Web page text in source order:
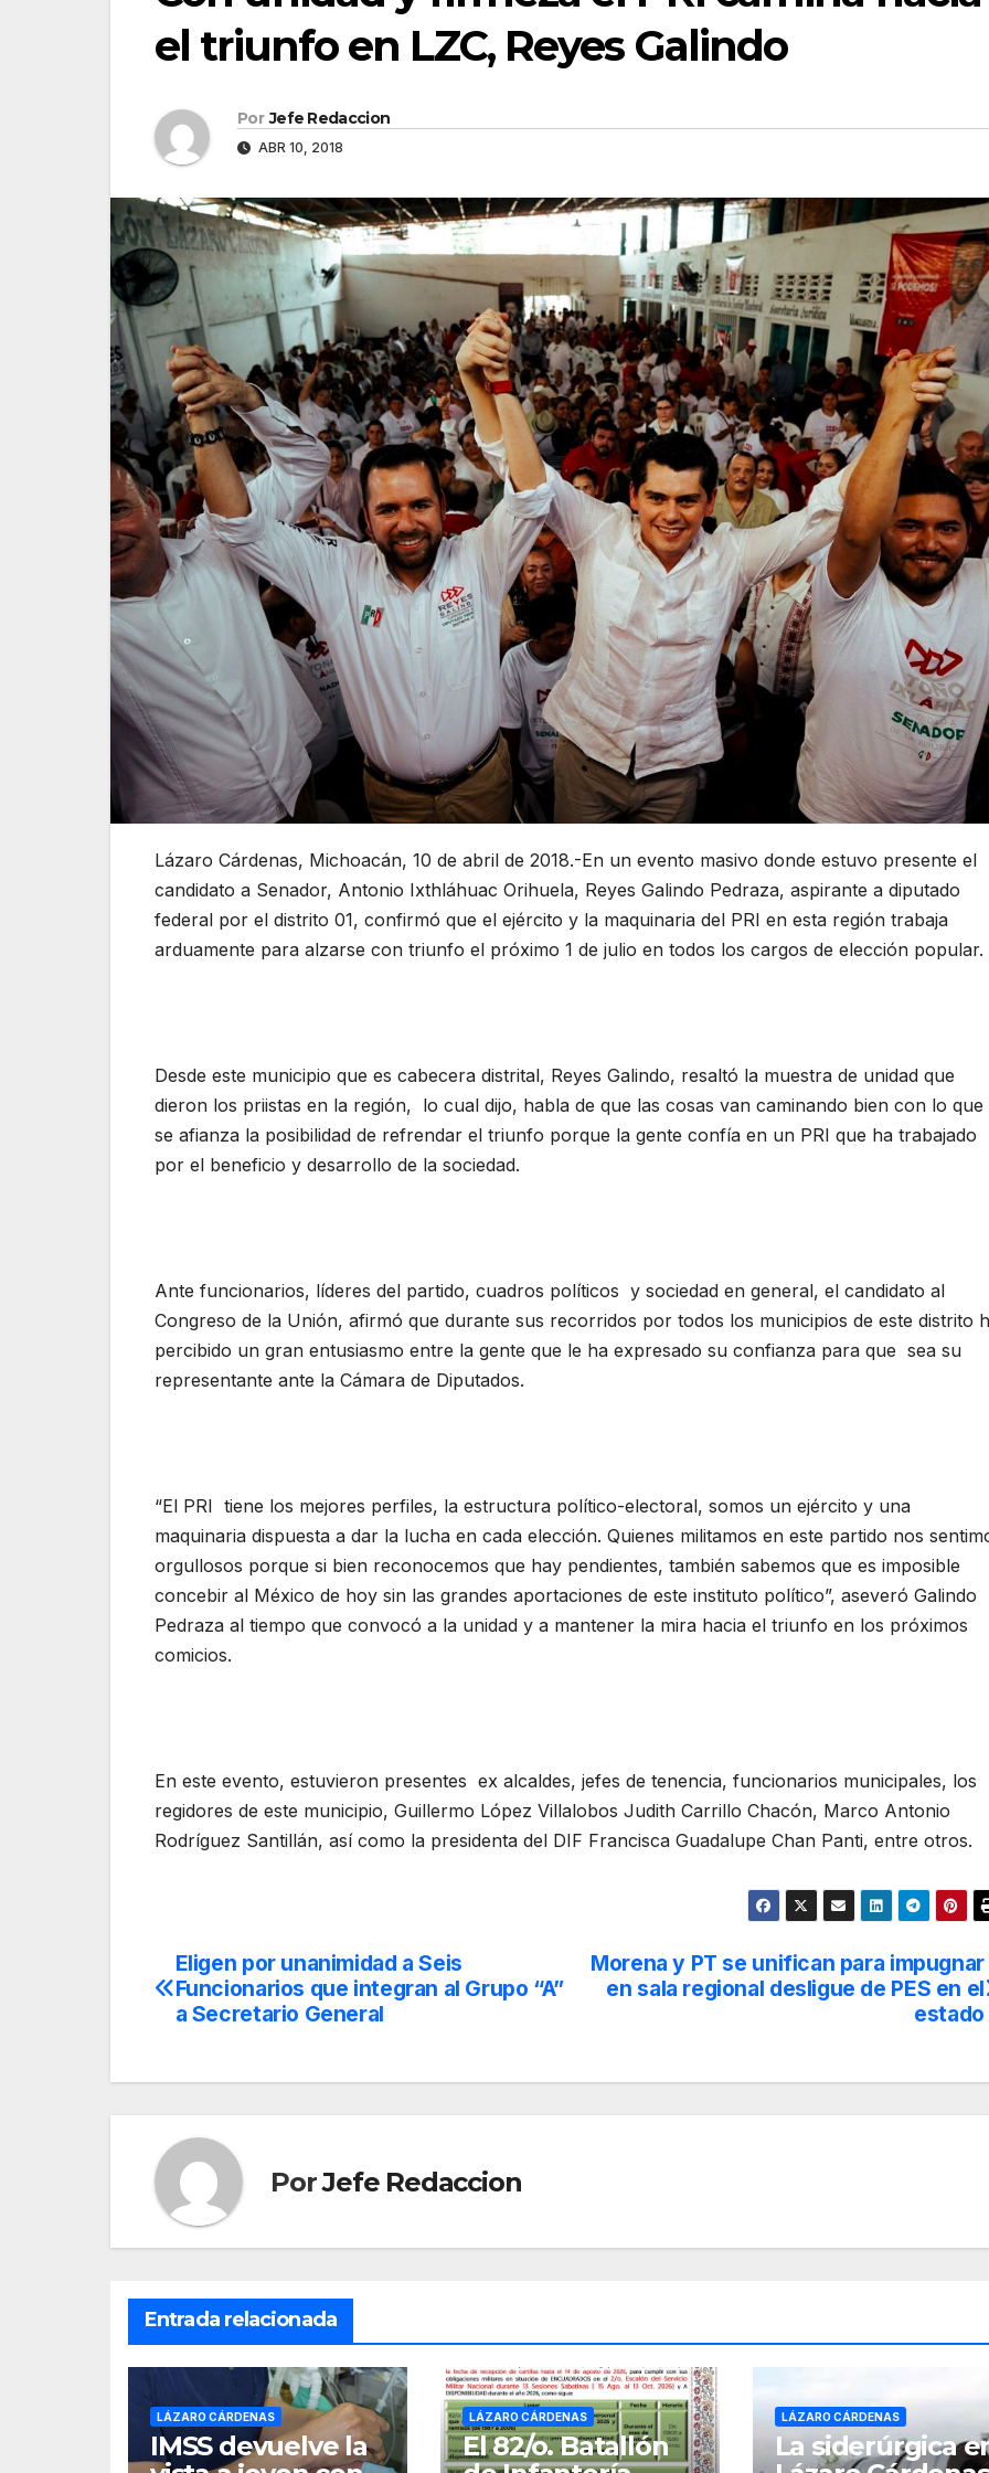
el triunfo en LZC, Reyes Galindo
Por Jefe Redaccion
ABR 10, 2018
Lázaro Cárdenas, Michoacán, 10 de abril de 2018.-En un evento masivo donde estuvo presente el
candidato a Senador, Antonio Ixthláhuac Orihuela, Reyes Galindo Pedraza, aspirante a diputado
federal por el distrito 01, confirmó que el ejército y la maquinaria del PRI en esta región trabaja
arduamente para alzarse con triunfo el próximo 1 de julio en todos los cargos de elección popular.
Desde este municipio que es cabecera distrital, Reyes Galindo, resaltó la muestra de unidad que
dieron los priistas en la región, lo cual dijo, habla de que las cosas van caminando bien con lo que
se afianza la posibilidad de refrendar el triunfo porque la gente confía en un PRI que ha trabajado
por el beneficio y desarrollo de la sociedad.
Ante funcionarios, líderes del partido, cuadros políticos y sociedad en general, el candidato al
Congreso de la Unión, afirmó que durante sus recorridos por todos los municipios de este distrito
percibido un gran entusiasmo entre la gente que le ha expresado su confianza para que sea su
representante ante la Cámara de Diputados.
“El PRI tiene los mejores perfiles, la estructura político-electoral, somos un ejército y una
maquinaria dispuesta a dar la lucha en cada elección. Quienes militamos en este partido nos
orgullosos porque si bien reconocemos que hay pendientes, también sabemos que es imposible
concebir al México de hoy sin las grandes aportaciones de este instituto político”, aseveró Galindo
Pedraza al tiempo que convocó a la unidad y a mantener la mira hacia el triunfo en los próximos
comicios.
En este evento, estuvieron presentes ex alcaldes, jefes de tenencia, funcionarios municipales, los
regidores de este municipio, Guillermo López Villalobos Judith Carrillo Chacón, Marco Antonio
Rodríguez Santillán, así como la presidenta del DIF Francisca Guadalupe Chan Panti, entre otros.
Navegación
de
Morena y PT se unifican para impugnar
en sala regional desligue de PES en el
estado
Eligen por unanimidad a Seis
Funcionarios que integran al Grupo “A”
a Secretario General
PorJefe Redaccion
Entrada relacionada
LÁZARO CÁRDENAS
IMSS devuelve la
LÁZARO CÁRDENAS
El 82/o. Batallón
LÁZARO CÁRDENAS
La siderúrgica